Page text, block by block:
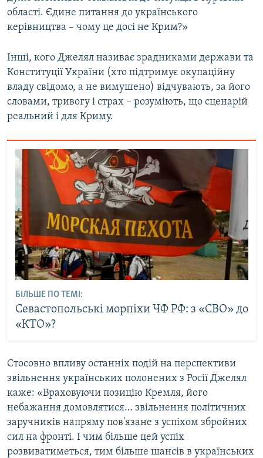
області. Єдине питання до українського
керівництва – чому це досі не Крим?»
Інші, кого Джелял називає зрадниками держави та
Конституції України (хто підтримує окупаційну
владу свідомо, а не вимушено) відчувають, за його
словами, тривогу і страх – розуміють, що сценарій
реальний і для Криму.
БІЛЬШЕ ПО ТЕМІ:
Севастопольські морпіхи ЧФ РФ: з «СВО» до
«КТО»?
Стосовно впливу останніх подій на перспективи
звільнення українських полонених з Росії Джелял
каже: «Враховуючи позицію Кремля, його
небажання домовлятися… звільнення політичних
заручників напряму пов'язане з успіхом збройних
сил на фронті. І чим більше цей успіх
розвиватиметься, тим більше шансів в українських